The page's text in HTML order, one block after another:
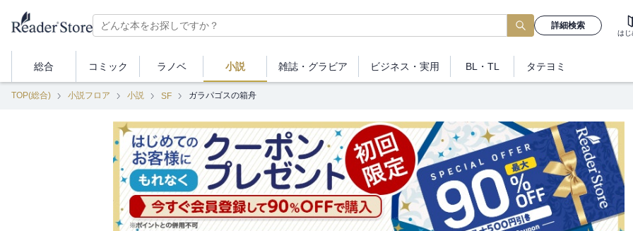
詳細検索
はじ
総合 コミック ラノベ 小説 雑誌・ グラビア ビジネス ・実用 BL・TL タテヨミ
TOP(総合) 小説フロア 小説 SF ガラパゴスの箱舟